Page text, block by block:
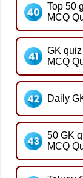
Top 50
MCQ
GK
MCQ
Daily
50 GK
MCQ